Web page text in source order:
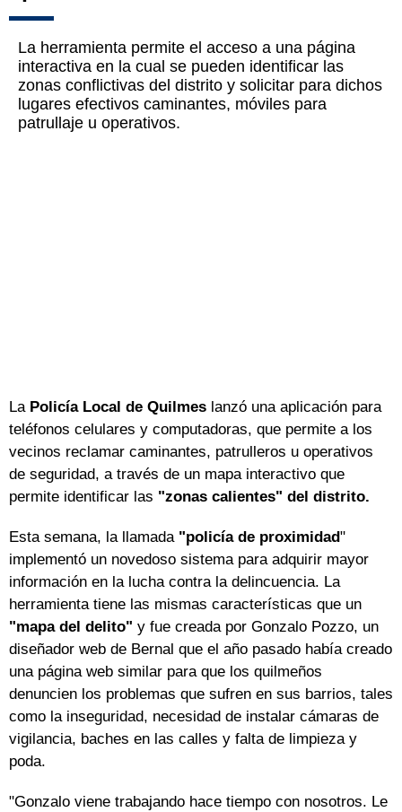
La herramienta permite el acceso a una página
interactiva en la cual se pueden identificar las
zonas conflictivas del distrito y solicitar para dichos
lugares efectivos caminantes, móviles para
patrullaje u operativos.
La Policía Local de Quilmes lanzó una aplicación para
teléfonos celulares y computadoras, que permite a los
vecinos reclamar caminantes, patrulleros u operativos
de seguridad, a través de un mapa interactivo que
permite identificar las "zonas calientes" del distrito.
Esta semana, la llamada "policía de proximidad"
implementó un novedoso sistema para adquirir mayor
información en la lucha contra la delincuencia. La
herramienta tiene las mismas características que un
"mapa del delito" y fue creada por Gonzalo Pozzo, un
diseñador web de Bernal que el año pasado había creado
una página web similar para que los quilmeños
denuncien los problemas que sufren en sus barrios, tales
como la inseguridad, necesidad de instalar cámaras de
vigilancia, baches en las calles y falta de limpieza y
poda.
"Gonzalo viene trabajando hace tiempo con nosotros. Le